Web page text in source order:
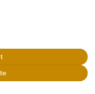
quantity